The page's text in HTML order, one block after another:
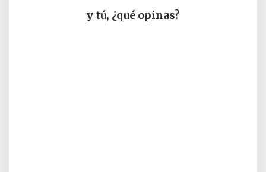
y tú, ¿qué opinas?